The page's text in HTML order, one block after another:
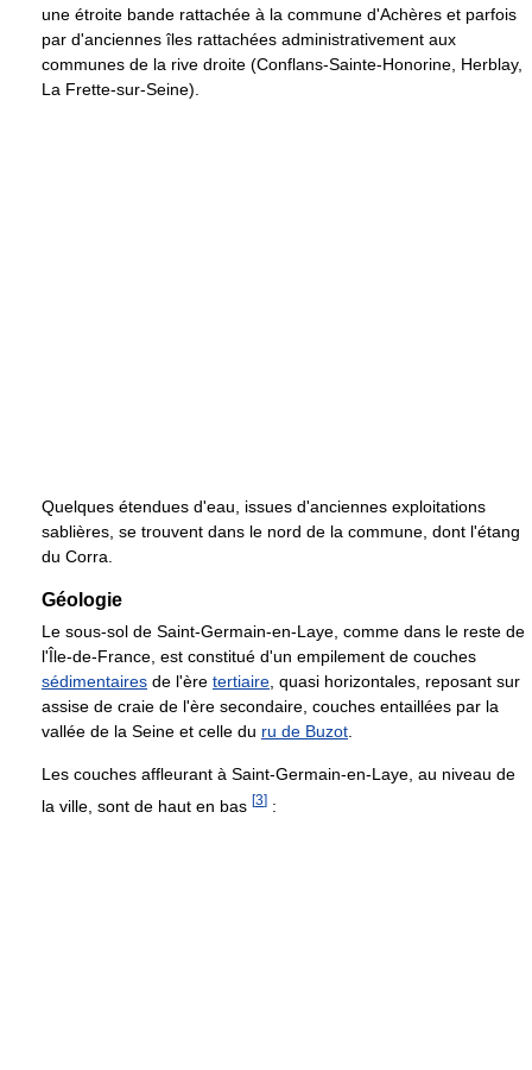
une étroite bande rattachée à la commune d'Achères et parfois
par d'anciennes îles rattachées administrativement aux
communes de la rive droite (Conflans-Sainte-Honorine, Herblay,
La Frette-sur-Seine).
Quelques étendues d'eau, issues d'anciennes exploitations
sablières, se trouvent dans le nord de la commune, dont l'étang
du Corra.
Géologie
Le sous-sol de Saint-Germain-en-Laye, comme dans le reste de
l'Île-de-France, est constitué d'un empilement de couches
sédimentaires de l'ère tertiaire , quasi horizontales, reposant sur
assise de craie de l'ère secondaire, couches entaillées par la
vallée de la Seine et celle du ru de Buzot
Les couches affleurant à Saint-Germain-en-Laye, au niveau de
la ville, sont de haut en bas [3] :